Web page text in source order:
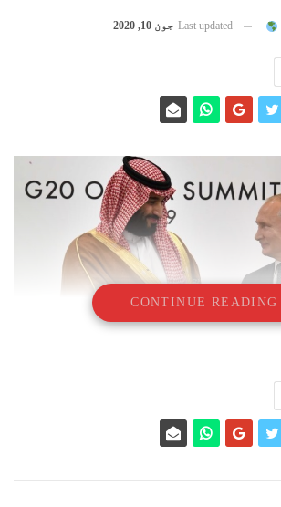
Last updated جون 10, 2020
قیادت والے دیگر ساتھی ممالک سنیچر کو خام تیل
فیصلہ کرسکتے ہیں۔ ساتھ ہی عراق اور نائیجیریا
کی تعمیل کرنے کے لئے دباؤ بڑھا سکتے ہیں۔
CONTINUE READING